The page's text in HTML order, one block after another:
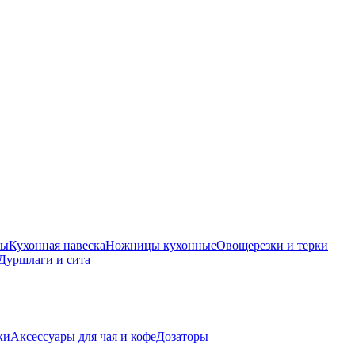
Кухонная навескаНожницы кухонныеОвощерезки и терки
и сита
Аксессуары для чая и кофеДозаторы